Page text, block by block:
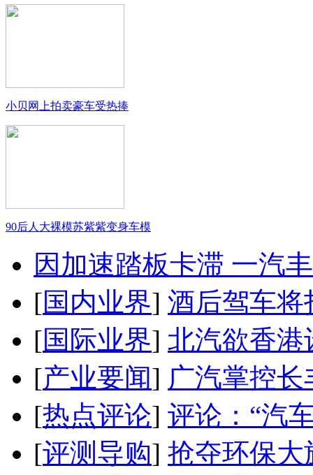
小贝网上拍卖豪车受热捧
90后人大裸模苏紫紫变身车模
因加速踏板卡滞 一汽
[国内业界] 酒后驾车将
[国际业界] 北汽欲香港
[产业要闻] 广汽掌控
[热点评论] 评论：“汽
[评测导购] 抢夺环保大